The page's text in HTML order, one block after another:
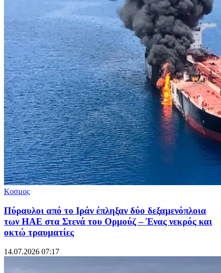
Κοσμος
Πύραυλοι από το Ιράν έπληξαν δύο δεξαμενόπλοια
των ΗΑΕ στα Στενά του Ορμούζ – Ένας νεκρός και
οκτώ τραυματίες
14.07.2026 07:17